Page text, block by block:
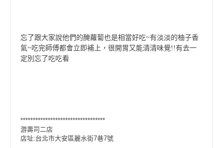
忘了跟大家說他們的醃蘿蔔也是相當好吃~有淡淡的柚子香
氣~吃完師傅都會立即補上 ，很開胃又能清清味覺!!有去一
定別忘了吃吃看
**********************************
游壽司二店
店址:台北市大安區麗水街7巷7號